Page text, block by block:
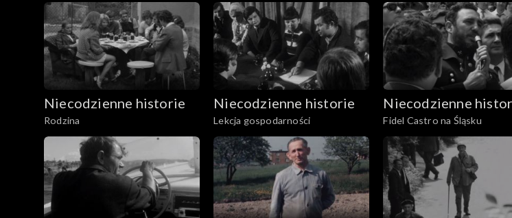
Niecodzienne historie
Rodzina
Niecodzienne historie
Lekcja gospodarności
Niecodzienne
Fidel Castro na Śląsku